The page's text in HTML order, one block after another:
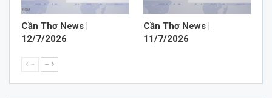
Cần Thơ News |
12/7/2026
Cần Thơ News |
11/7/2026
-- --